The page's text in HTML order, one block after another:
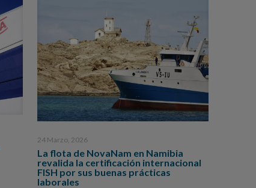
24 Marzo, 2026
La flota de NovaNam en Namibia
revalida la certificación internacional
FISH por sus buenas prácticas
laborales